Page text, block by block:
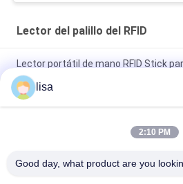
Lector del palillo del RFID
Lector portátil de mano RFID Stick
electrónicas para animales
Lector de etiquetas RFID profesional
almacenamiento de datos en pantalla
la pantalla de 128 * 32 OLED
lisa
2:10 PM
Good day, what product are you